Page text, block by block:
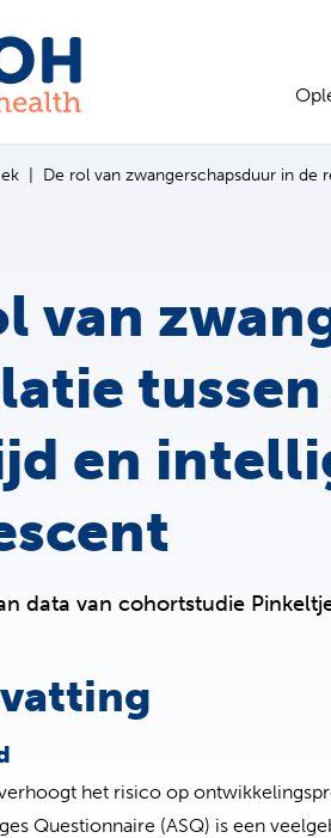
De rol van zwangerschapsduur in de
van
en
data van cohortstudie
het risico op
Questionnaire (ASQ) is een